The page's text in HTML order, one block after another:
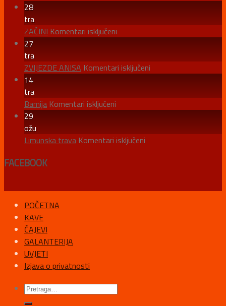
28
tra
ZAČINI Komentari isključeni
27
tra
ZVIJEZDE ANISA Komentari isključeni
14
tra
Bamija Komentari isključeni
29
ožu
Limunska trava Komentari isključeni
FACEBOOK
POČETNA
KAVE
ČAJEVI
GALANTERIJA
UVJETI
Izjava o privatnosti